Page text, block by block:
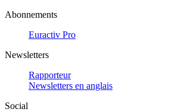
Abonnements
Euractiv Pro
Newsletters
Rapporteur
Newsletters en anglais
Social